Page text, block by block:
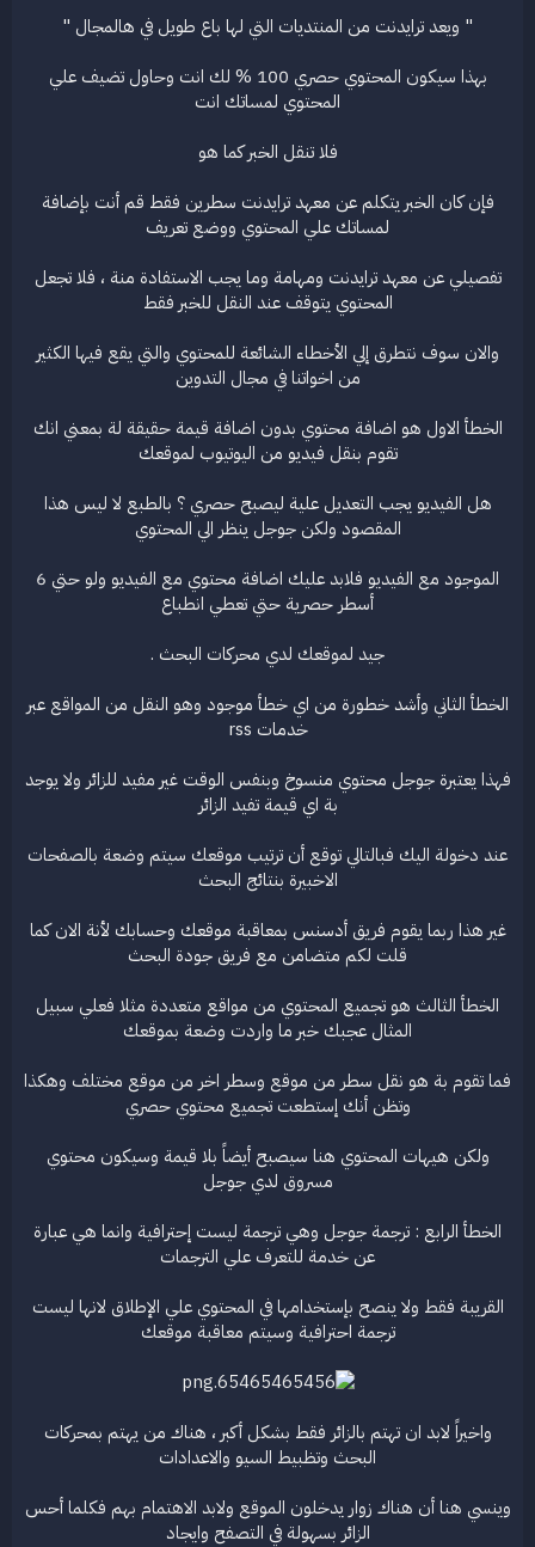
" ويعد ترايدنت من المنتديات التي لها باع طويل في هالمجال "
بهذا سيكون المحتوي حصري 100 % لك انت وحاول تضيف علي
المحتوي لمساتك انت
فلا تنقل الخبر كما هو
فإن كان الخبر يتكلم عن معهد ترايدنت سطرين فقط قم أنت بإضافة
لمساتك علي المحتوي ووضع تعريف
تفصيلي عن معهد ترايدنت ومهامة وما يجب الاستفادة منة ، فلا تجعل
المحتوي يتوقف عند النقل للخبر فقط
والان سوف نتطرق إلي الأخطاء الشائعة للمحتوي والتي يقع فيها الكثير
من اخواتنا في مجال التدوين
الخطأ الاول هو اضافة محتوي بدون اضافة قيمة حقيقة لة بمعني انك
تقوم بنقل فيديو من اليوتيوب لموقعك
هل الفيديو يجب التعديل علية ليصبح حصري ؟ بالطبع لا ليس هذا
المقصود ولكن جوجل ينظر الي المحتوي
الموجود مع الفيديو فلابد عليك اضافة محتوي مع الفيديو ولو حتي 6
أسطر حصرية حتي تعطي انطباع
جيد لموقعك لدي محركات البحث .
الخطأ الثاني وأشد خطورة من اي خطأ موجود وهو النقل من المواقع عبر
خدمات rss
فهذا يعتبرة جوجل محتوي منسوخ وبنفس الوقت غير مفيد للزائر ولا يوجد
بة اي قيمة تفيد الزائر
عند دخولة اليك فبالتالي توقع أن ترتيب موقعك سيتم وضعة بالصفحات
الاخبيرة بنتائج البحث
غير هذا ربما يقوم فريق أدسنس بمعاقبة موقعك وحسابك لأنة الان كما
قلت لكم متضامن مع فريق جودة البحث
الخطأ الثالث هو تجميع المحتوي من مواقع متعددة مثلا فعلي سبيل
المثال عجبك خبر ما واردت وضعة بموقعك
فما تقوم بة هو نقل سطر من موقع وسطر اخر من موقع مختلف وهكذا
وتظن أنك إستطعت تجميع محتوي حصري
ولكن هيهات المحتوي هنا سيصبح أيضاً بلا قيمة وسيكون محتوي
مسروق لدي جوجل
الخطأ الرابع : ترجمة جوجل وهي ترجمة ليست إحترافية وانما هي عبارة
عن خدمة للتعرف علي الترجمات
القريبة فقط ولا ينصح بإستخدامها في المحتوي علي الإطلاق لانها ليست
ترجمة احترافية وسيتم معاقبة موقعك
واخيراً لابد ان تهتم بالزائر فقط بشكل أكبر ، هناك من يهتم بمحركات
البحث وتظبيط السيو والاعدادات
وينسي هنا أن هناك زوار يدخلون الموقع ولابد الاهتمام بهم فكلما أحس
الزائر بسهولة في التصفح وايجاد